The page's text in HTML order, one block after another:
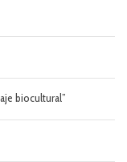
biocultural”